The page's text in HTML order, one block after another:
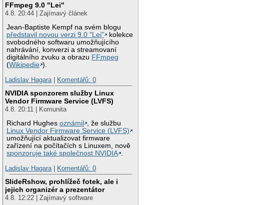
FFmpeg 9.0 "Lei"
4.8. 20:44 | Zajímavý článek
Jean-Baptiste Kempf na svém blogu
představil novou verzi 9.0 "Lei"
kolekce
svobodného softwaru umožňujícího
nahrávání, konverzi a streamovaní
digitálního zvuku a obrazu FFmpeg
(Wikipedie ).
Ladislav Hagara| Komentářů: 0
NVIDIA sponzorem služby Linux
Vendor Firmware Service (LVFS)
4.8. 20:11 | Komunita
Richard Hughesoznámil
, že službu
Linux Vendor Firmware Service (LVFS)
umožňující aktualizovat firmware
zařízení na počítačích s Linuxem, nově
sponzoruje také společnost NVIDIA .
Ladislav Hagara| Komentářů: 0
SlideRshow, prohlížeč fotek, ale i
jejich organizér a prezentátor
4.8. 12:22 | Zajímavý software